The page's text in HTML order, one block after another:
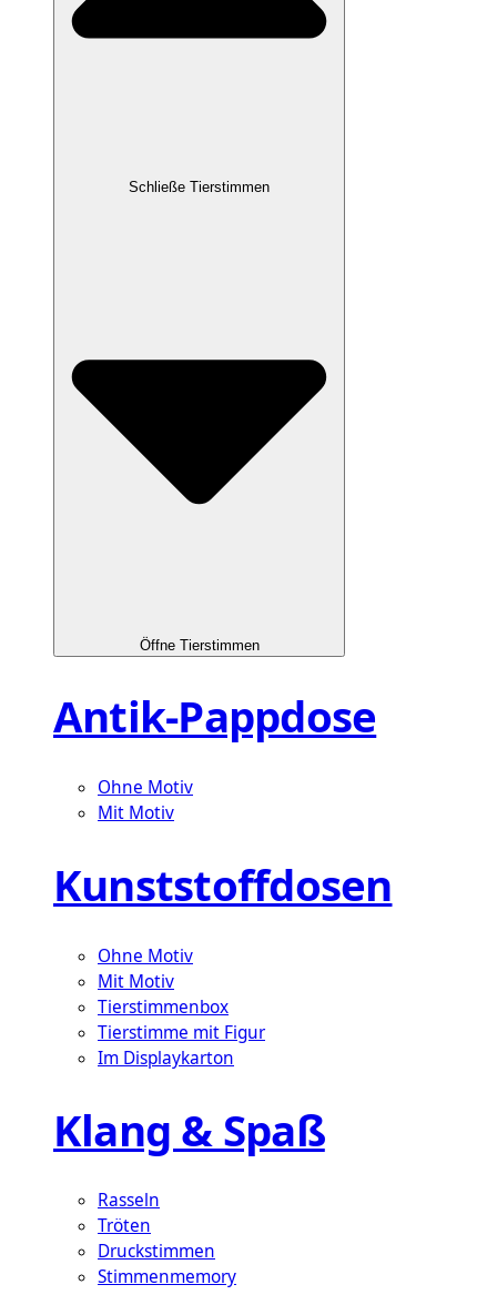
Schließe Tierstimmen
Öffne Tierstimmen
Antik-Pappdose
Ohne Motiv
Mit Motiv
Kunststoffdosen
Ohne Motiv
Mit Motiv
Tierstimmenbox
Tierstimme mit Figur
Im Displaykarton
Klang & Spaß
Rasseln
Tröten
Druckstimmen
Stimmenmemory